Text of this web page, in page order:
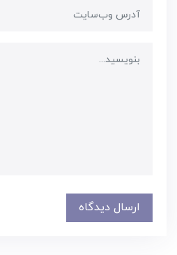
ارسال دیدگاه